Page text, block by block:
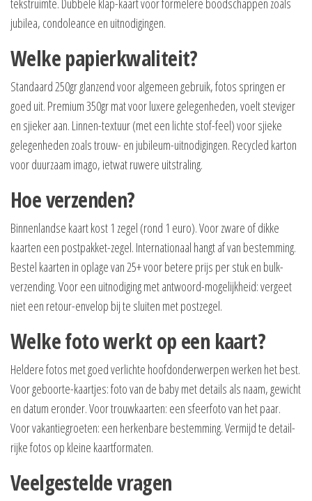
jubilea, condoleance en uitnodigingen.
Welke papierkwaliteit?
Standaard 250gr glanzend voor algemeen gebruik, fotos springen er
goed uit. Premium 350gr mat voor luxere gelegenheden, voelt steviger
en sjieker aan. Linnen-textuur (met een lichte stof-feel) voor sjieke
gelegenheden zoals trouw- en jubileum-uitnodigingen. Recycled karton
voor duurzaam imago, ietwat ruwere uitstraling.
Hoe verzenden?
Binnenlandse kaart kost 1 zegel (rond 1 euro). Voor zware of dikke
kaarten een postpakket-zegel. Internationaal hangt af van bestemming.
Bestel kaarten in oplage van 25+ voor betere prijs per stuk en bulk-
verzending. Voor een uitnodiging met antwoord-mogelijkheid: vergeet
niet een retour-envelop bij te sluiten met postzegel.
Welke foto werkt op een kaart?
Heldere fotos met goed verlichte hoofdonderwerpen werken het best.
Voor geboorte-kaartjes: foto van de baby met details als naam, gewicht
en datum eronder. Voor trouwkaarten: een sfeerfoto van het paar.
Voor vakantiegroeten: een herkenbare bestemming. Vermijd te detail-
rijke fotos op kleine kaartformaten.
Veelgestelde vragen